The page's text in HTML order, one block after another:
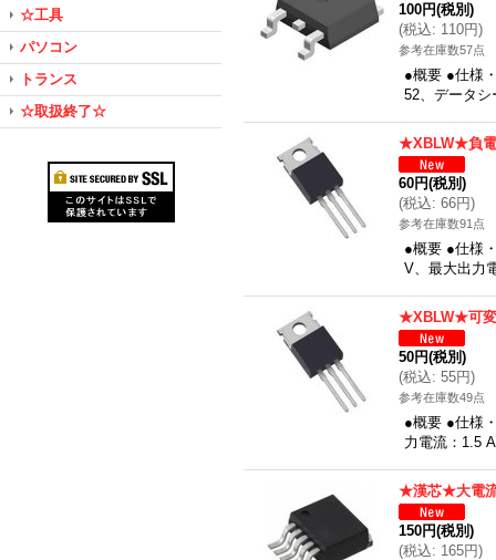
☆工具
パソコン
トランス
☆取扱終了☆
100円(税別)
(税込: 110円)
参考在庫数57点
●概要 ●仕様
52、データ
★XBLW★負電
60円(税別)
(税込: 66円)
参考在庫数91点
●概要 ●仕様
V、最大出力
★XBLW★可変
50円(税別)
(税込: 55円)
参考在庫数49点
●概要 ●仕様
力電流：1.5
★漢芯★大電流
150円(税別)
(税込: 165円)